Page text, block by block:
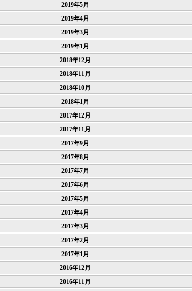
2019年5月
2019年4月
2019年3月
2019年1月
2018年12月
2018年11月
2018年10月
2018年1月
2017年12月
2017年11月
2017年9月
2017年8月
2017年7月
2017年6月
2017年5月
2017年4月
2017年3月
2017年2月
2017年1月
2016年12月
2016年11月